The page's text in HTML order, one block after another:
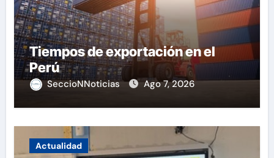
Tiempos de exportación en el
Perú
SeccioNNoticias Ago 7, 2026
Actualidad